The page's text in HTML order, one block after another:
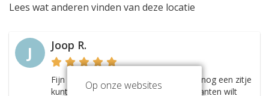
Lees wat anderen vinden van deze locatie
J Joop R.
Fijn dat je naast je kantoorruimte ook nog een zitje
kunt creëren, erg handig wanneer je klanten wilt
Op onze websites